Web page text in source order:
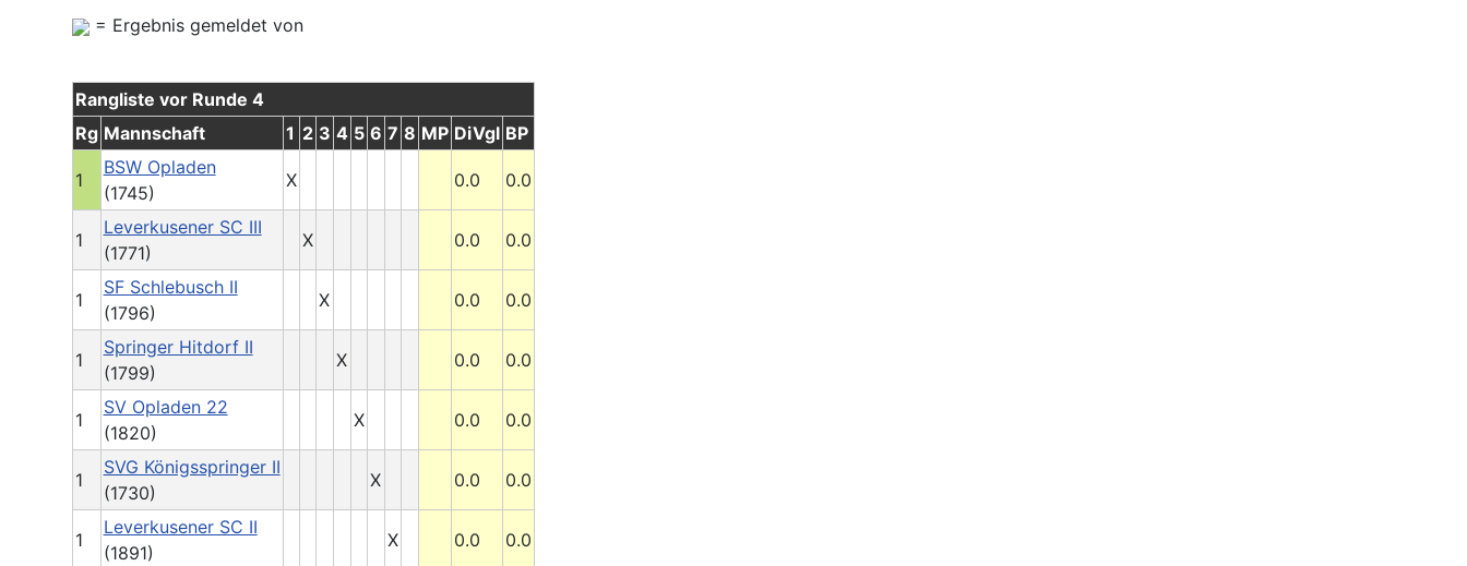
= Ergebnis gemeldet von
Rangliste vor Runde 4
Rg Mannschaft 1 2 3 4 5 6 7 8 MP DiVgl BP
1
BSW Opladen
(1745)
X 0.0 0.0
1
Leverkusener SC III
(1771)
X 0.0 0.0
1
SF Schlebusch II
(1796)
X 0.0 0.0
1
Springer Hitdorf II
(1799)
X 0.0 0.0
1
SV Opladen 22
(1820)
X 0.0 0.0
1
SVG Königsspringer II
(1730)
X 0.0 0.0
1
Leverkusener SC II
(1891)
X 0.0 0.0